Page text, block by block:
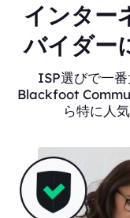
インター
バイダー
ISP選びで一番
Blackfoot
ら特に人